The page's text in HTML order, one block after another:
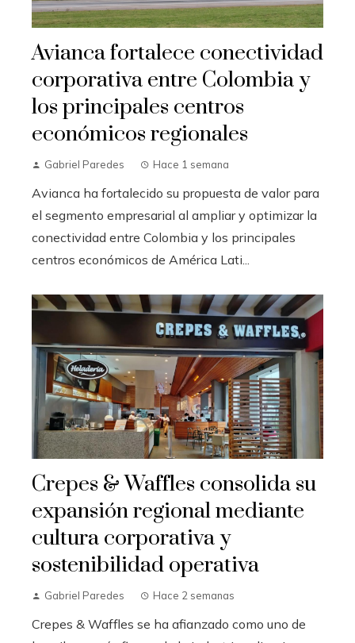
Avianca fortalece conectividad
corporativa entre Colombia y
los principales centros
económicos regionales
Gabriel Paredes Hace 1 semana
Avianca ha fortalecido su propuesta de valor para
el segmento empresarial al ampliar y optimizar la
conectividad entre Colombia y los principales
centros económicos de América Lati...
Crepes & Waffles consolida su
expansión regional mediante
cultura corporativa y
sostenibilidad operativa
Gabriel Paredes Hace 2 semanas
Crepes & Waffles se ha afianzado como uno de